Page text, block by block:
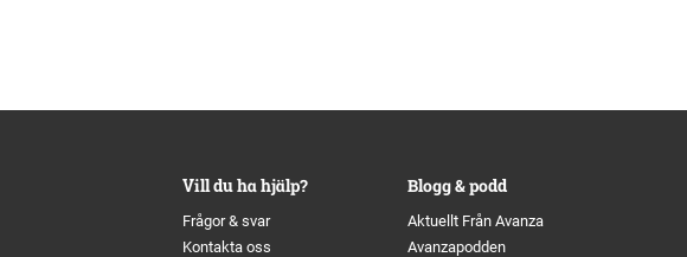
Vill du ha hjälp?
Frågor & svar
Kontakta oss
Blogg & podd
Aktuellt Från Avanza
Avanzapodden